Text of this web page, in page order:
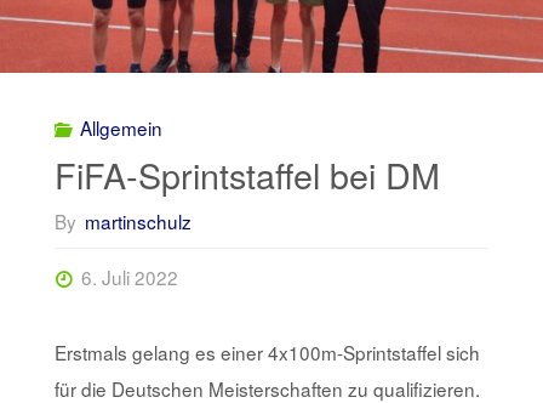
Allgemein
FiFA-Sprintstaffel bei DM
By martinschulz
6. Juli 2022
Erstmals gelang es einer 4x100m-Sprintstaffel sich
für die Deutschen Meisterschaften zu qualifizieren.